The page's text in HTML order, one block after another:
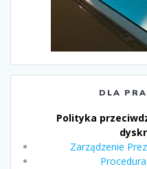
DLA
Polityka
Zarządzenie